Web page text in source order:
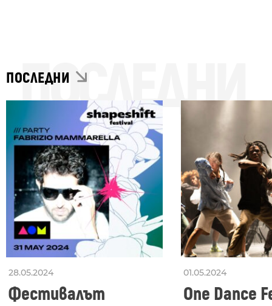
ПОСЛЕДНИ
ПОСЛЕДНИ
28.05.2024
Фестивалът
01.05.2024
One Dance